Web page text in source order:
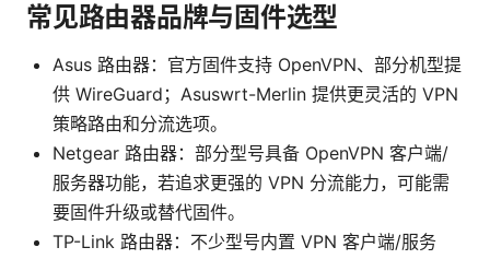
常见路由器品牌与固件选型
Asus 路由器：官方固件支持 OpenVPN、部分机型提
供 WireGuard；Asuswrt-Merlin 提供更灵活的 VPN
策略路由和分流选项。
Netgear 路由器：部分型号具备 OpenVPN 客户端/
服务器功能，若追求更强的 VPN 分流能力，可能需
要固件升级或替代固件。
TP-Link 路由器：不少型号内置 VPN 客户端/服务